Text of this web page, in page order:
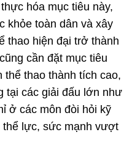
hóa mục tiêu này,
khỏe toàn dân và xây
thao hiện đại trở thành
cần đặt mục tiêu
thao thành tích cao,
tại các giải đấu lớn như
ở các môn đòi hỏi kỹ
thể lực, sức mạnh vượt